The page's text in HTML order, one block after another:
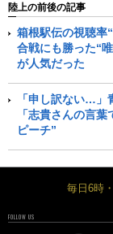
陸上の前後の記事
箱根駅伝の視聴率
合戦にも勝った“
が人気だった
「申し訳ない…」
「志貴さんの言
ピーチ”
毎日6時
FOLLOW US